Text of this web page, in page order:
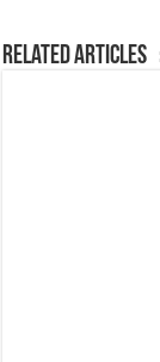
Related Articles